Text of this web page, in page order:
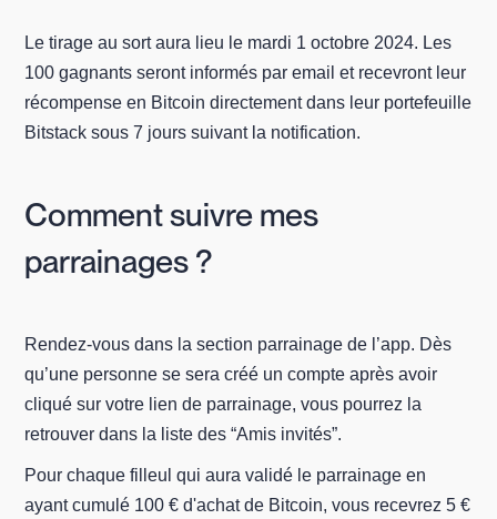
Le tirage au sort aura lieu le mardi 1 octobre 2024. Les
100 gagnants seront informés par email et recevront leur
récompense en Bitcoin directement dans leur portefeuille
Bitstack sous 7 jours suivant la notification.
Comment suivre mes
parrainages ?
Rendez-vous dans la section parrainage de l’app. Dès
qu’une personne se sera créé un compte après avoir
cliqué sur votre lien de parrainage, vous pourrez la
retrouver dans la liste des “Amis invités”.
Pour chaque filleul qui aura validé le parrainage en
ayant cumulé 100 € d'achat de Bitcoin, vous recevrez 5 €